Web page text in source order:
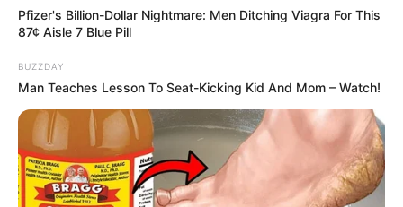
Pfizer's Billion-Dollar Nightmare: Men Ditching Viagra For This
87¢ Aisle 7 Blue Pill
BUZZDAY
Man Teaches Lesson To Seat-Kicking Kid And Mom – Watch!